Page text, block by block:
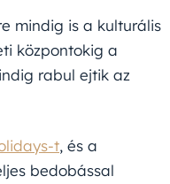
mindig is a kulturális
központokig a
rabul ejtik az
t, és a
bedobással